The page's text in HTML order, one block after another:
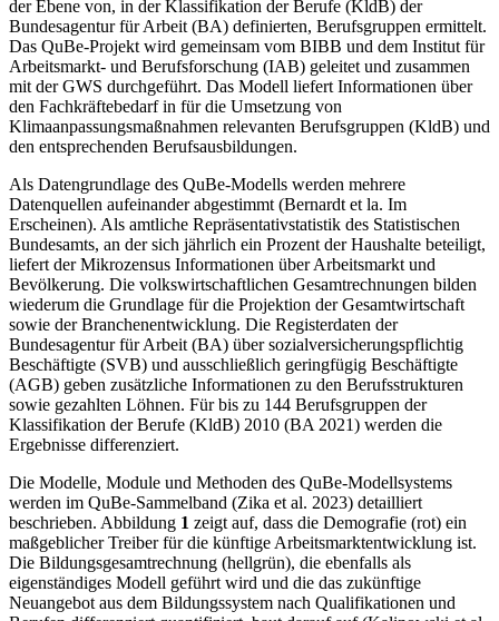
der Ebene von, in der Klassifika­tion der Berufe (KldB) der
Bundesagentur für Arbeit (BA) definierten, Berufsgruppen ermittelt.
Das QuBe-Projekt wird gemeinsam vom BIBB und dem Institut für
Arbeitsmarkt- und Berufs­forschung (IAB) geleitet und zusammen
mit der GWS durchgeführt. Das Modell liefert Infor­mationen über
den Fachkräftebedarf in für die Umsetzung von
Klimaanpassungsmaßnahmen relevanten Berufsgruppen (KldB) und
den entsprechenden Berufsausbildungen.
Als Datengrundlage des QuBe-Modells werden mehrere
Datenquellen aufeinander abgestimmt (Bernardt et la. Im
Erscheinen). Als amtliche Repräsentativstatistik des Statistischen
Bundes­amts, an der sich jährlich ein Prozent der Haushalte beteiligt,
liefert der Mikrozensus Informa­tionen über Arbeitsmarkt und
Bevölkerung. Die volkswirtschaftlichen Gesamtrechnungen bil­den
wiederum die Grundlage für die Projektion der Gesamtwirtschaft
sowie der Branchenent­wicklung. Die Registerdaten der
Bundesagentur für Arbeit (BA) über sozialversicherungs­pflichtig
Beschäftigte (SVB) und ausschließlich geringfügig Beschäftigte
(AGB) geben zusätz­liche Informationen zu den Berufsstrukturen
sowie gezahlten Löhnen. Für bis zu 144 Berufs­gruppen der
Klassifikation der Berufe (KldB) 2010 (BA 2021) werden die
Ergebnisse differen­ziert.
Die Modelle, Module und Methoden des QuBe-Modellsystems
werden im QuBe-Sammelband (Zika et al. 2023) detailliert
beschrieben. Abbildung 1 zeigt auf, dass die Demografie (rot) ein
maßgeblicher Treiber für die künftige Arbeitsmarktentwicklung ist.
Die Bildungsgesamtrech­nung (hellgrün), die ebenfalls als
eigenständiges Modell geführt wird und die das zukünftige
Neuangebot aus dem Bildungssystem nach Qualifikationen und